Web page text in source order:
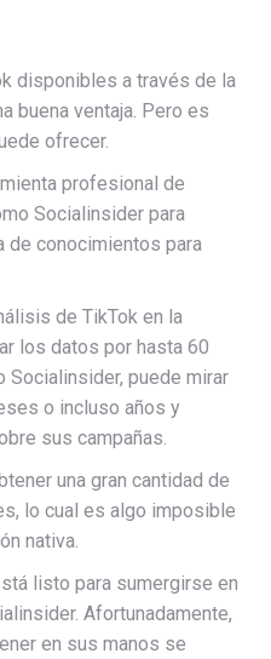
disponibles a través de la
buena ventaja. Pero es
ofrecer.
profesional de
Socialinsider para
de conocimientos para
de TikTok en la
los datos por hasta 60
Socialinsider, puede mirar
o incluso años y
sus campañas.
una gran cantidad de
lo cual es algo imposible
nativa.
listo para sumergirse en
Afortunadamente,
en sus manos se